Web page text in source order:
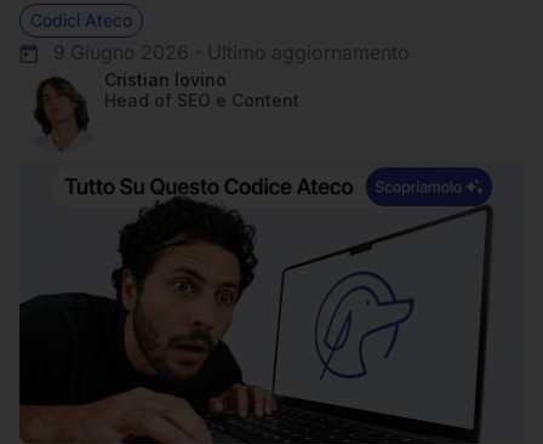
Codici Ateco
9 Giugno 2026 - Ultimo aggiornamento
Cristian Iovino
Head of SEO e Content